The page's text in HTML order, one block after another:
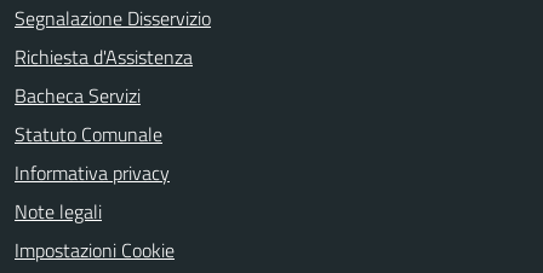
Segnalazione Disservizio
Richiesta d'Assistenza
Bacheca Servizi
Statuto Comunale
Informativa privacy
Note legali
Impostazioni Cookie